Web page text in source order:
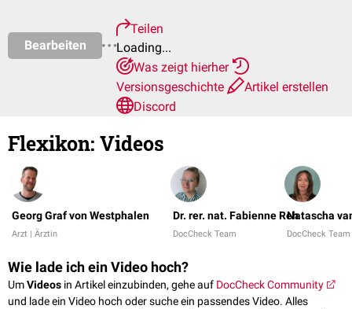
Bearbeiten
Teilen
Loading...
Was zeigt hierher
Versionsgeschichte
Artikel erstellen
Discord
Flexikon: Videos
Georg Graf von Westphalen
Arzt | Ärztin
Dr. rer. nat. Fabienne Reh
DocCheck Team
Natascha
DocCheck Team
Wie lade ich ein Video hoch?
UmVideos in Artikel einzubinden, gehe auf DocCheck Community
und lade ein Video hoch oder suche ein passendes Video. Alles